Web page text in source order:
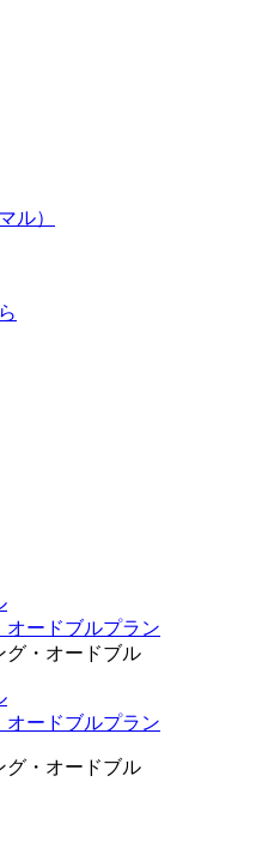
ル）
ードブルプラン
グ・オードブル
ードブルプラン
グ・オードブル